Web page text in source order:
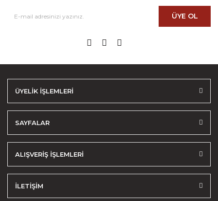
ÜYE OL
ÜYELİK İŞLEMLERİ
SAYFALAR
ALIŞVERİŞ İŞLEMLERİ
İLETİŞİM